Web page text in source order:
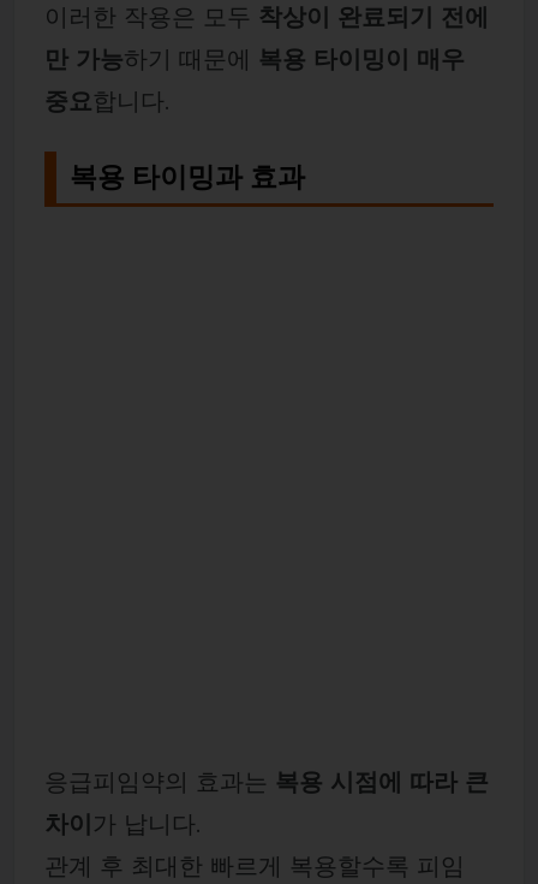
이러한 작용은 모두 착상이 완료되기 전에
만 가능하기 때문에 복용 타이밍이 매우
중요합니다.
복용 타이밍과 효과
응급피임약의 효과는 복용 시점에 따라 큰
차이가 납니다.
관계 후 최대한 빠르게 복용할수록 피임